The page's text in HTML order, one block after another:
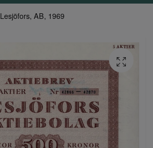
Lesjöfors, AB, 1969